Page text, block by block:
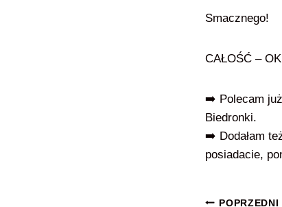
Smacznego!
CAŁOŚĆ –
➡️ Polecam już
Biedronki.
➡️ Dodałam
posiadacie,
POPRZEDNI